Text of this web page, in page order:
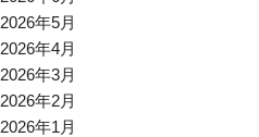
2026年5月
2026年4月
2026年3月
2026年2月
2026年1月